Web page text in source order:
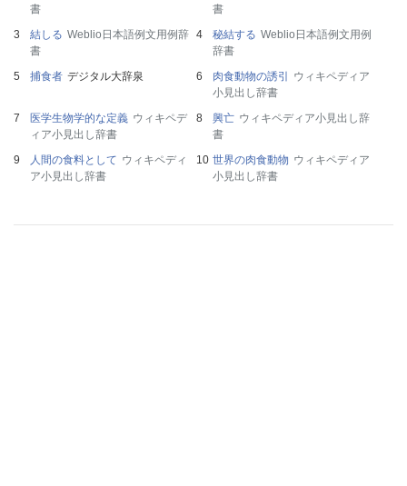
書
書
結しる Weblio日本語例文用例辞
書
秘結する Weblio日本語例文用例
辞書
捕食者 デジタル大辞泉 肉食動物の誘引 ウィキペディア
小見出し辞書
医学生物学的な定義 ウィキペデ
ィア小見出し辞書
興亡 ウィキペディア小見出し辞
書
人間の食料として ウィキペディ
ア小見出し辞書
世界の肉食動物 ウィキペディア
小見出し辞書